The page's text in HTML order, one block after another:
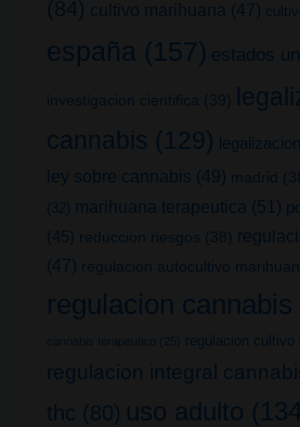
(84) cultivo marihuana (47)
españa (157) estados
investigacion cientifica (39)
cannabis (129)
ley sobre cannabis (49) madrid
(32)
marihuana terapeutica (51)
(45) reduccion riesgos (38)
(47) regulacion autocultivo
regulacion cannabis
cannabis terapeutico (25) regulacion cultivo
regulacion integral
thc (80) uso adulto